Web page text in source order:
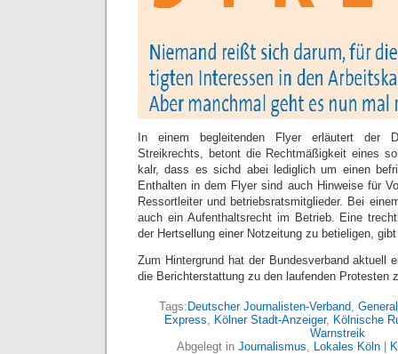
In einem begleitenden Flyer erläutert der
Streikrechts, betont die Rechtmäßigkeit eines
kalr, dass es sichd abei lediglich um einen
Enthalten in dem Flyer sind auch Hinweise für
Ressortleiter und betriebsratsmitglieder. Bei
auch ein Aufenthaltsrecht im Betrieb. Eine
der Hertsellung einer Notzeitung zu betieligen,
Zum Hintergrund hat der Bundesverband aktuell
die Berichterstattung zu den laufenden Protesten
Tags: Deutscher Journalisten-Verband,
Express, Kölner Stadt-Anzeiger, Kölnische
Warnstreik
Abgelegt in Journalismus, Lokales Köln